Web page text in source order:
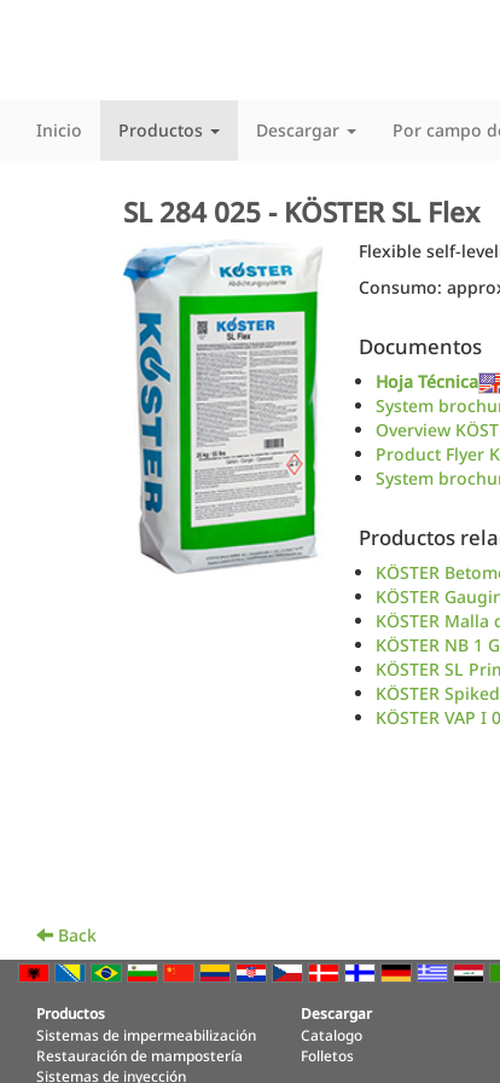
Inicio Productos Descargar Por campo
SL 284 025 - KÖSTER SL Flex
Flexible self-
Consumo:
Documentos
Hoja Técnica
System
Overview
Product Flyer
System
Productos
KÖSTER
KÖSTER
KÖSTER
KÖSTER NB 1
KÖSTER SL
KÖSTER
KÖSTER VAP I
Back
Productos
Sistemas de impermeabilización
Restauración de mampostería
Sistemas de inyección
Descargar
Catalogo
Folletos